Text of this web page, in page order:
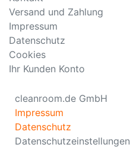
Versand und Zahlung
Impressum
Datenschutz
Cookies
Ihr Kunden Konto
cleanroom.de GmbH
Impressum
Datenschutz
Datenschutzeinstellungen